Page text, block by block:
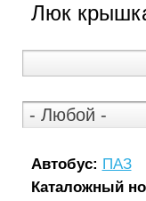
Люк
Автобус: ПАЗ
Каталожный